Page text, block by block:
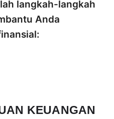
langkah-langkah
Anda
KEUANGAN